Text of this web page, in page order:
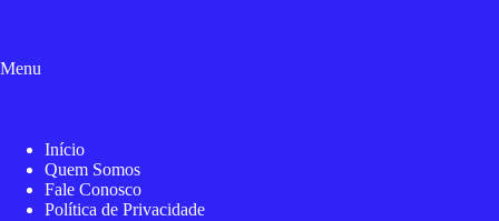
Menu
Início
Quem Somos
Fale Conosco
Política de Privacidade